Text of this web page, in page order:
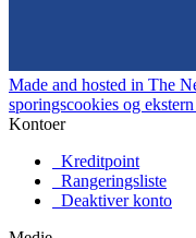
Made and hosted in The
sporingscookies og
Kontoer
Kreditpoint
Rangeringsliste
Deaktiver konto